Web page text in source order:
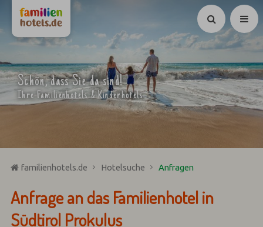
Suchen
Schön, dass Sie da sind!
Ihre Familienhotels & Kinderhotels
familienhotels.de Hotelsuche Anfragen
Anfrage an das Familienhotel in
Südtirol Prokulus